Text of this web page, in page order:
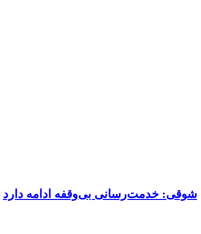
شوقی: خدمت‌رسانی بی‌وقفه ادامه دارد